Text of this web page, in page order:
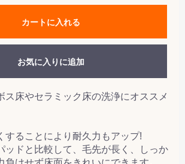
カートに入れる
お気に入りに追加
ス床やセラミック床の洗浄にオススメ
することにより耐久力もアップ!
ッドと比較して、毛先が長く、しっか